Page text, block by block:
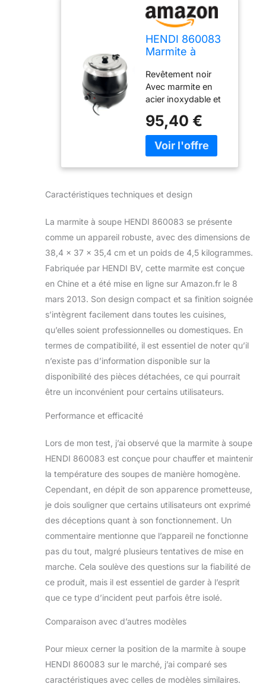
HENDI 860083
Marmite à
Revêtement noir
Avec marmite en
acier inoxydable et
charnière Pancartes
magnétiques
incluses Fabriqué
95,40 €
Caractéristiques techniques et design
La marmite à soupe HENDI 860083 se présente
comme un appareil robuste, avec des dimensions de
38,4 x 37 x 35,4 cm et un poids de 4,5 kilogrammes.
Fabriquée par HENDI BV, cette marmite est conçue
en Chine et a été mise en ligne sur Amazon.fr le 8
mars 2013. Son design compact et sa finition soignée
s’intègrent facilement dans toutes les cuisines,
qu’elles soient professionnelles ou domestiques. En
termes de compatibilité, il est essentiel de noter qu’il
n’existe pas d’information disponible sur la
disponibilité des pièces détachées, ce qui pourrait
être un inconvénient pour certains utilisateurs.
Performance et efficacité
Lors de mon test, j’ai observé que la marmite à soupe
HENDI 860083 est conçue pour chauffer et maintenir
la température des soupes de manière homogène.
Cependant, en dépit de son apparence prometteuse,
je dois souligner que certains utilisateurs ont exprimé
des déceptions quant à son fonctionnement. Un
commentaire mentionne que l’appareil ne fonctionne
pas du tout, malgré plusieurs tentatives de mise en
marche. Cela soulève des questions sur la fiabilité de
ce produit, mais il est essentiel de garder à l’esprit
que ce type d’incident peut parfois être isolé.
Comparaison avec d’autres modèles
Pour mieux cerner la position de la marmite à soupe
HENDI 860083 sur le marché, j’ai comparé ses
caractéristiques avec celles de modèles similaires.